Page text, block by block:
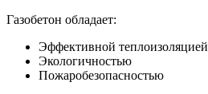
Газобетон обладает:
Эффективной теплоизоляцией
Экологичностью
Пожаробезопасностью